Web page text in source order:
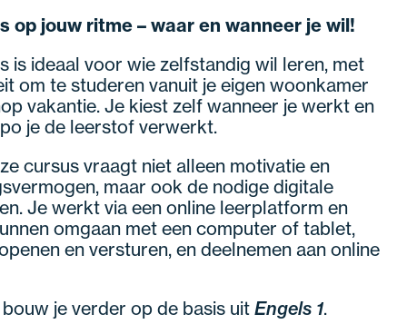
op jouw ritme – waar en wanneer je wil!
is ideaal voor wie zelfstandig wil leren, met
om te studeren vanuit je eigen woonkamer
vakantie. Je kiest zelf wanneer je werkt en
je de leerstof verwerkt.
cursus vraagt niet alleen motivatie en
maar ook de nodige digitale
Je werkt via een online leerplatform en
omgaan met een computer of tablet,
en versturen, en deelnemen aan online
bouw je verder op de basis uit Engels 1.